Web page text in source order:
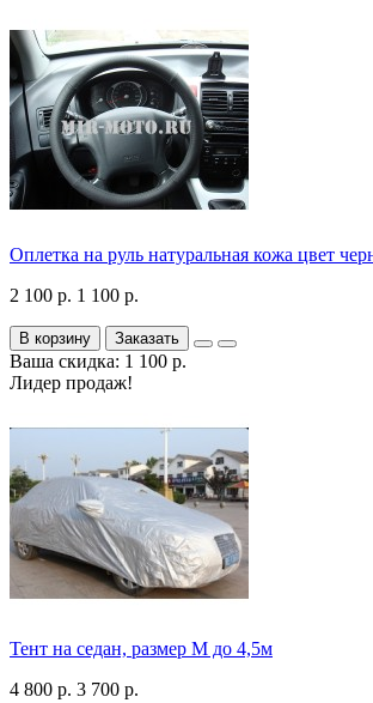
Оплетка на руль натуральная кожа цвет
2 100 р. 1 100 р.
В корзину Заказать
Ваша скидка: 1 100 р.
Лидер продаж!
Тент на седан, размер М до 4,5м
4 800 р. 3 700 р.